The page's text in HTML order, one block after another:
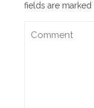
fields are marked